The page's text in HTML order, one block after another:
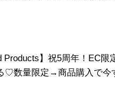
Products】祝5周年！EC限
♡数量限定→商品購入で今